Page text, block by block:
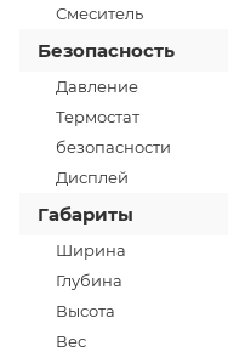
Смеситель
Безопасность
Давление
Термостат
безопасности
Дисплей
Габариты
Ширина
Глубина
Высота
Вес